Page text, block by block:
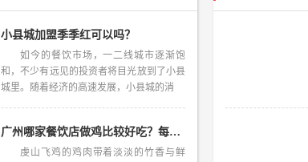
小县城加盟季季红可以吗？
如今的餐饮市场，一二线城市逐渐饱
和，不少有远见的投资者将目光放到了小县
城里。随着经济的高速发展，小县城的消
广州哪家餐饮店做鸡比较好吃？每一口都能吃出深山竹林鲜香的烤鸡
虔山飞鸡的鸡肉带着淡淡的竹香与鲜